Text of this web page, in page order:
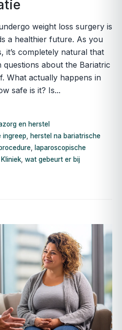
weight loss surgery is
a healthier future. As you
it’s completely natural that
about the Bariatric
What actually happens in
safe is it? Is...
en herstel
ingreep, herstel na bariatrische
, laparoscopische
, wat gebeurt er bij